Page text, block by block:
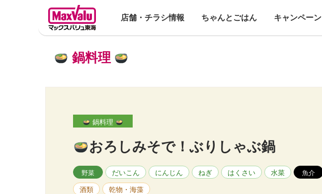
店舗・チラシ情報 ちゃんとごはん キャンペーン
鍋料理
鍋料理
おろしみそで！ぶりしゃぶ鍋
野菜 だいこん にんじん ねぎ はくさい 水菜 魚介
酒類 乾物・海藻